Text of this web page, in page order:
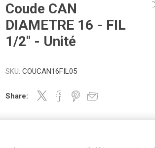
Coude CAN
DIAMETRE 16 - FIL
1/2" - Unité
SKU: COUCAN16FIL05
Share: